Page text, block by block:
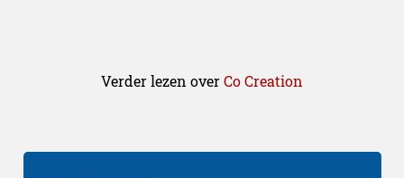
Verder lezen overCo Creation